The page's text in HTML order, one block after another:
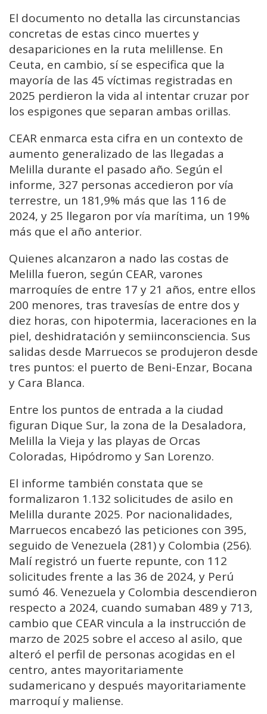
El documento no detalla las circunstancias
concretas de estas cinco muertes y
desapariciones en la ruta melillense. En
Ceuta, en cambio, sí se especifica que la
mayoría de las 45 víctimas registradas en
2025 perdieron la vida al intentar cruzar por
los espigones que separan ambas orillas.
CEAR enmarca esta cifra en un contexto de
aumento generalizado de las llegadas a
Melilla durante el pasado año. Según el
informe, 327 personas accedieron por vía
terrestre, un 181,9% más que las 116 de
2024, y 25 llegaron por vía marítima, un 19%
más que el año anterior.
Quienes alcanzaron a nado las costas de
Melilla fueron, según CEAR, varones
marroquíes de entre 17 y 21 años, entre ellos
200 menores, tras travesías de entre dos y
diez horas, con hipotermia, laceraciones en la
piel, deshidratación y semiinconsciencia. Sus
salidas desde Marruecos se produjeron desde
tres puntos: el puerto de Beni-Enzar, Bocana
y Cara Blanca.
Entre los puntos de entrada a la ciudad
figuran Dique Sur, la zona de la Desaladora,
Melilla la Vieja y las playas de Orcas
Coloradas, Hipódromo y San Lorenzo.
El informe también constata que se
formalizaron 1.132 solicitudes de asilo en
Melilla durante 2025. Por nacionalidades,
Marruecos encabezó las peticiones con 395,
seguido de Venezuela (281) y Colombia (256).
Malí registró un fuerte repunte, con 112
solicitudes frente a las 36 de 2024, y Perú
sumó 46. Venezuela y Colombia descendieron
respecto a 2024, cuando sumaban 489 y 713,
cambio que CEAR vincula a la instrucción de
marzo de 2025 sobre el acceso al asilo, que
alteró el perfil de personas acogidas en el
centro, antes mayoritariamente
sudamericano y después mayoritariamente
marroquí y maliense.